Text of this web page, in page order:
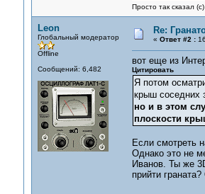
Просто так сказал (с)
Leon
Глобальный модератор
Offline
Сообщений: 6,482
Re:
« Ответ #2 :
вот еще из
Цитировать
Я потом
крыш соседних
но и в этом
плоскости
Если смотреть
Однако это не
Иванов. Ты же
прийти